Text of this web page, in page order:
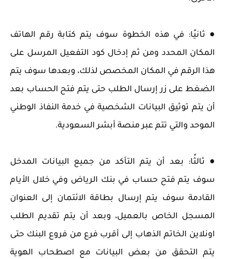
● ثانيًا: في هذه الخطوة سوف يتم كتابة رقم الهاتف
المكان المحدد ومن ثم إدخال كود التفعيل المرسل على
هذا الرقم في المكان المخصص لذلك، وبعدها سوف يتم
الضغط على زر إرسال الطلب حتى يتم فتح الحساب بعد
أن يتم توثيق البيانات الشخصية في خدمة النفاذ الوطني
الموحد والتي تتم عبر منصة أبشر السعودية.
● ثالثًا: بعد أن يتم التأكد من جميع البيانات المدخل
سوف يتم فتح حساب في بنك الرياض وفي خلال الأيام
القادمة سوف يتم إرسال بطاقة الائتمان إلى العنوان
المسجل الخاص بالعميل، وبعد أن يتم تقديم الطلب
اونلاين الخاتم الذهاب إلى أقرب فرع من فروع البنك حتى
يتم التحقق من بعض البيانات مع اصطحاب الهوية